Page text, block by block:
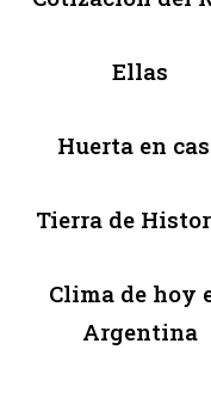
Ellas
Huerta en
Tierra de
Clima de hoy
Argentina